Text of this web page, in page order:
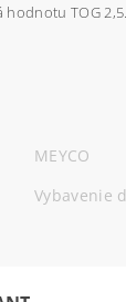
hodnotu TOG
MEYCO
Vybavenie